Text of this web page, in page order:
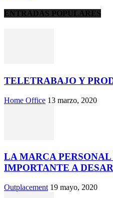
ENTRADAS POPULARES
TELETRABAJO Y
Home Office 13 marzo, 2020
LA MARCA
IMPORTANTE A
Outplacement 19 mayo, 2020